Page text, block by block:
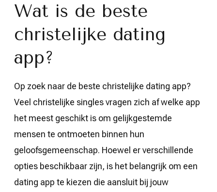
Wat is de beste
christelijke dating
app?
Op zoek naar de beste christelijke dating app?
Veel christelijke singles vragen zich af welke app
het meest geschikt is om gelijkgestemde
mensen te ontmoeten binnen hun
geloofsgemeenschap. Hoewel er verschillende
opties beschikbaar zijn, is het belangrijk om een
dating app te kiezen die aansluit bij jouw